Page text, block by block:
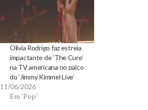
Olivia Rodrigo faz estreia
impactante de ‘The Cure’
na TV americana no palco
do ‘Jimmy Kimmel Live’
11/06/2026
Em "Pop"